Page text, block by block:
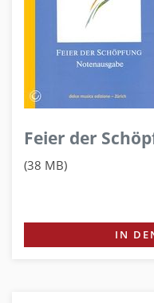
Feier der
(38 MB)
IN